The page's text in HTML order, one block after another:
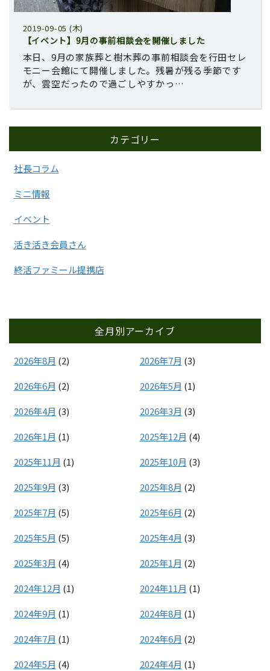
2019-09-05 (木)
【イベント】9月の事前相談会を開催しました
本日、9月の家族葬と樹木葬の事前相談会を行田セレ
モニー会館にて開催しました。残暑が残る季節です
が、雲空だったので過ごしやすかっ…
カテゴリー
社長コラム
ミニ情報
イベント
活き活き会員さん
終活ファミール提携店
全月別アーカイブ
2026年8月 (2) 2026年7月 (3)
2026年6月 (2) 2026年5月 (1)
2026年4月 (3) 2026年3月 (3)
2026年1月 (1) 2025年12月 (4)
2025年11月 (1) 2025年10月 (3)
2025年9月 (3) 2025年8月 (2)
2025年7月 (5) 2025年6月 (2)
2025年5月 (5) 2025年4月 (3)
2025年3月 (4) 2025年1月 (2)
2024年12月 (1) 2024年11月 (1)
2024年9月 (1) 2024年8月 (1)
2024年7月 (1) 2024年6月 (2)
2024年5月 (4) 2024年4月 (1)